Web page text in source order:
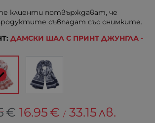
клиенти потвърждават, че
съвпадат със снимките.
ДАМСКИ ШАЛ С ПРИНТ ДЖУНГЛА -
€ 16.95€ / 33.15лв.